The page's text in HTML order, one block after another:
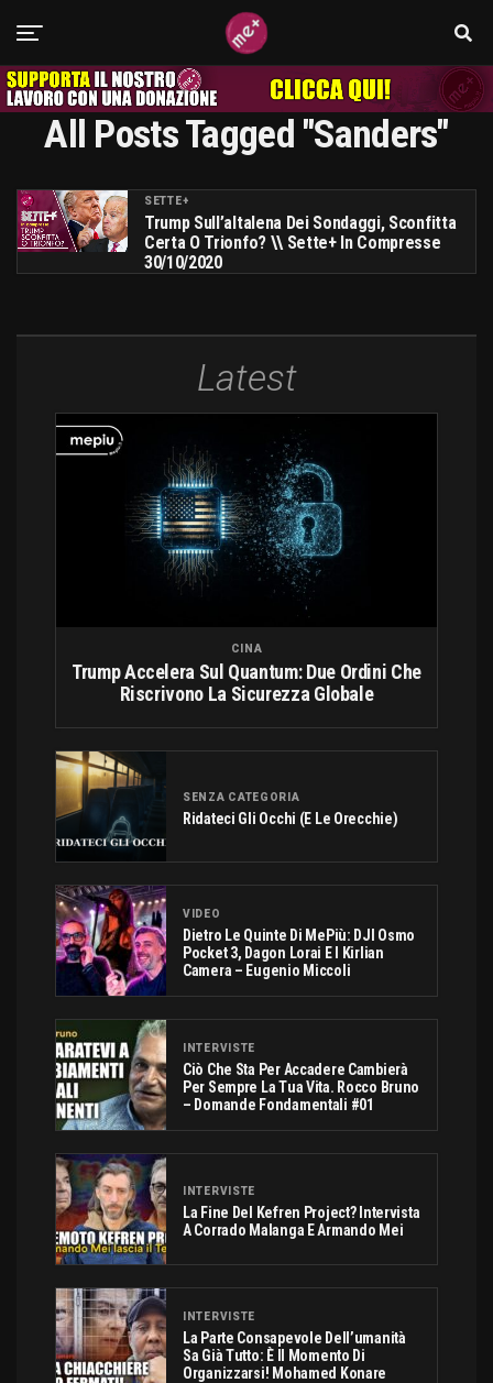
All Posts Tagged "Sanders"
SETTE+
Trump Sull’altalena Dei Sondaggi, Sconfitta
Certa O Trionfo? \\ Sette+ In Compresse
30/10/2020
Latest
CINA
Trump Accelera Sul Quantum: Due Ordini Che
Riscrivono La Sicurezza Globale
SENZA CATEGORIA
Ridateci Gli Occhi (e Le Orecchie)
VIDEO
Dietro Le Quinte Di MePiù: DJI Osmo
Pocket 3, Dagon Lorai E I Kirlian
Camera – Eugenio Miccoli
INTERVISTE
Ciò Che Sta Per Accadere Cambierà
Per Sempre La Tua Vita. Rocco Bruno
– Domande Fondamentali #01
INTERVISTE
La Fine Del Kefren Project? Intervista
A Corrado Malanga E Armando Mei
INTERVISTE
La Parte Consapevole Dell’umanità
Sa Già Tutto: È Il Momento Di
Organizzarsi! Mohamed Konare